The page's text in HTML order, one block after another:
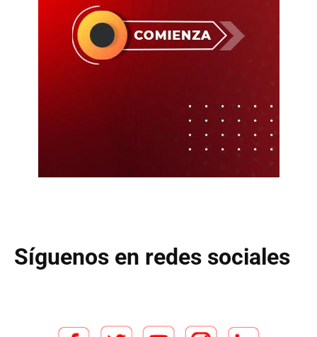
Síguenos en redes sociales